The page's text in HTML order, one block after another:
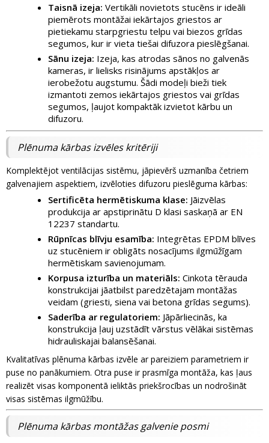
Taisnā izeja: Vertikāli novietots stucēns ir ideāli
piemērots montāžai iekārtajos griestos ar
pietiekamu starpgriestu telpu vai biezos grīdas
segumos, kur ir vieta tiešai difuzora pieslēgšanai.
Sānu izeja: Izeja, kas atrodas sānos no galvenās
kameras, ir lielisks risinājums apstākļos ar
ierobežotu augstumu. Šādi modeļi bieži tiek
izmantoti zemos iekārtajos griestos vai grīdas
segumos, ļaujot kompaktāk izvietot kārbu un
difuzoru.
Plēnuma kārbas izvēles kritēriji
Komplektējot ventilācijas sistēmu, jāpievērš uzmanība četriem
galvenajiem aspektiem, izvēloties difuzoru pieslēguma kārbas:
Sertificēta hermētiskuma klase: Jāizvēlas
produkcija ar apstiprinātu D klasi saskaņā ar EN
12237 standartu.
Rūpnīcas blīvju esamība: Integrētas EPDM blīves
uz stucēniem ir obligāts nosacījums ilgmūžīgam
hermētiskam savienojumam.
Korpusa izturība un materiāls: Cinkota tērauda
konstrukcijai jāatbilst paredzētajam montāžas
veidam (griesti, siena vai betona grīdas segums).
Saderība ar regulatoriem: Jāpārliecinās, ka
konstrukcija ļauj uzstādīt vārstus vēlākai sistēmas
hidrauliskajai balansēšanai.
Kvalitatīvas plēnuma kārbas izvēle ar pareiziem parametriem ir
puse no panākumiem. Otra puse ir prasmīga montāža, kas ļaus
realizēt visas komponentā ieliktās priekšrocības un nodrošināt
visas sistēmas ilgmūžību.
Plēnuma kārbas montāžas galvenie posmi